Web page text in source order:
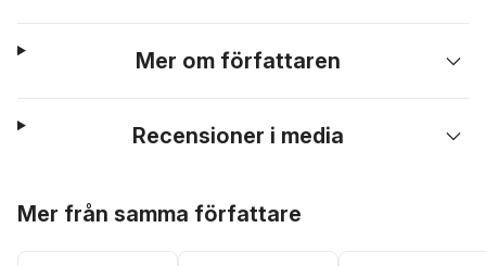
Mer om författaren
Recensioner i media
Mer från samma författare